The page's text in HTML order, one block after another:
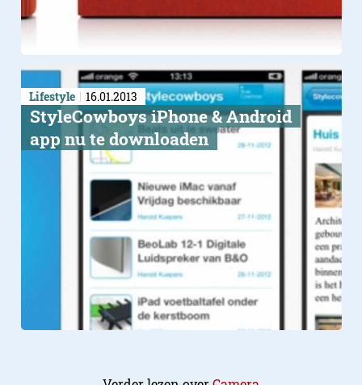
Lifestyle 16.01.2013
StyleCowboys iPhone & Android
app nu te downloaden